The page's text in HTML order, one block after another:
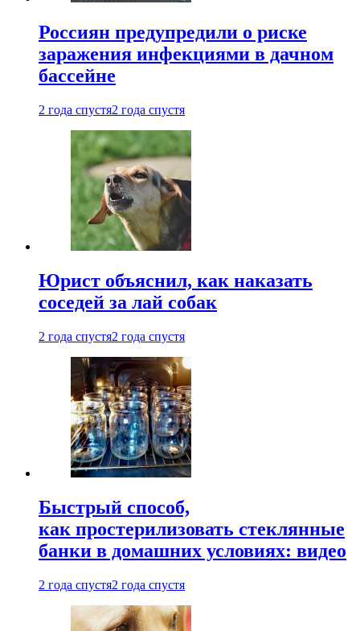
Россиян предупредили о риске
заражения инфекциями в дачном
бассейне
2 года спустя2 года спустя
Юрист объяснил, как наказать
соседей за лай собак
2 года спустя2 года спустя
Быстрый способ,
как простерилизовать стеклянные
банки в домашних условиях: видео
2 года спустя2 года спустя